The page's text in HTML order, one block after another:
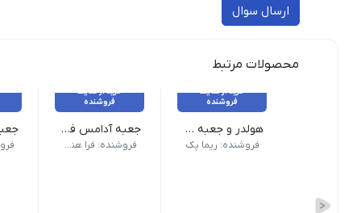
ارسال سوال
محصولات مرتبط
خرید از سایت
فروشنده
هولدر و جعبه دوتایی لیوان بسته 200 عددی - عرض ۱۰ - طول ۱۷/۵ - ارتفاع ۲۰
فروشنده: ریما پک
خرید از سایت
فروشنده
جعبه آدامس فلیپ تاپ و شیکر تاپ chewing gum box
فروشنده: فرا هنر نوین